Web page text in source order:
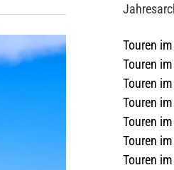
Touren
Touren
Touren
Touren
Touren
Touren
Touren